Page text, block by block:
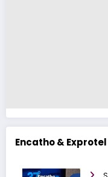
Encatho & Exprotel